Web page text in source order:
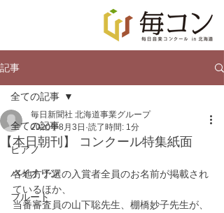
記事
全ての記事
ピアノ
バイオリン
フルート
全ての記事
【本日朝刊】 コンクール特集紙面
毎日新聞社 北海道事業グループ
2020年8月3日 読了時間: 1分
各地方予選の入賞者全員のお名前が掲載され
ているほか、
当番審査員の山下聡先生、棚橋妙子先生が、